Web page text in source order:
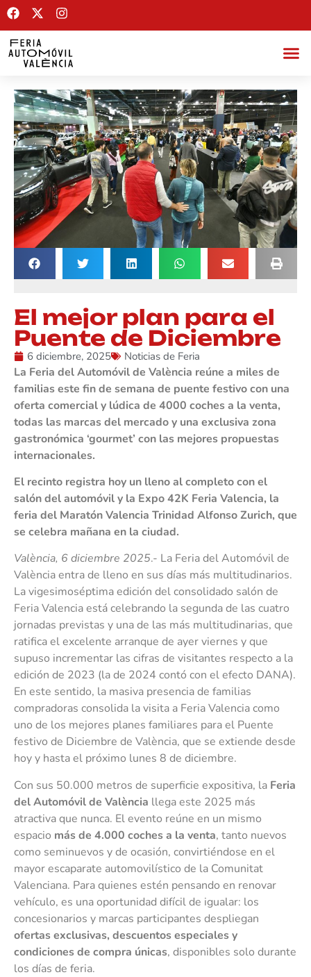
El mejor plan para el
Puente de Diciembre
6 diciembre, 2025 Noticias de Feria
La Feria del Automóvil de València reúne a miles de
familias este fin de semana de puente festivo con una
oferta comercial y lúdica de 4000 coches a la venta,
todas las marcas del mercado y una exclusiva zona
gastronómica ‘gourmet’ con las mejores propuestas
internacionales.
El recinto registra hoy un lleno al completo con el
salón del automóvil y la Expo 42K Feria Valencia, la
feria del Maratón Valencia Trinidad Alfonso Zurich, que
se celebra mañana en la ciudad.
València, 6 diciembre 2025.- La Feria del Automóvil de
València entra de lleno en sus días más multitudinarios.
La vigesimoséptima edición del consolidado salón de
Feria Valencia está celebrando la segunda de las cuatro
jornadas previstas y una de las más multitudinarias, que
ratifica el excelente arranque de ayer viernes y que
supuso incrementar las cifras de visitantes respecto a la
edición de 2023 (la de 2024 contó con el efecto DANA).
En este sentido, la masiva presencia de familias
compradoras consolida la visita a Feria Valencia como
uno de los mejores planes familiares para el Puente
festivo de Diciembre de València, que se extiende desde
hoy y hasta el próximo lunes 8 de diciembre.
Con sus 50.000 metros de superficie expositiva, la Feria
del Automóvil de València llega este 2025 más
atractiva que nunca. El evento reúne en un mismo
espacio más de 4.000 coches a la venta, tanto nuevos
como seminuevos y de ocasión, convirtiéndose en el
mayor escaparate automovilístico de la Comunitat
Valenciana. Para quienes estén pensando en renovar
vehículo, es una oportunidad difícil de igualar: los
concesionarios y marcas participantes despliegan
ofertas exclusivas, descuentos especiales y
condiciones de compra únicas, disponibles solo durante
los días de feria.